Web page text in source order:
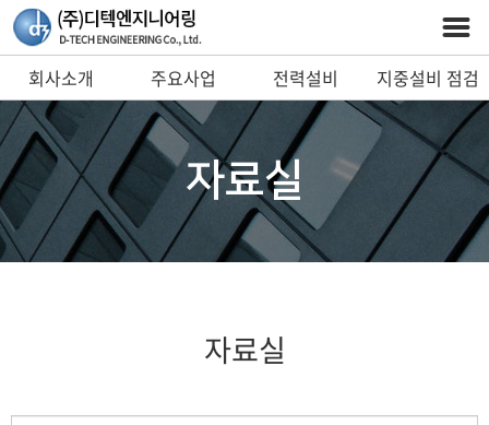
회사소개 주요사업
전력설비
예방진단 시스템
지중설비 점검
및 안전장비
자료실
자료실